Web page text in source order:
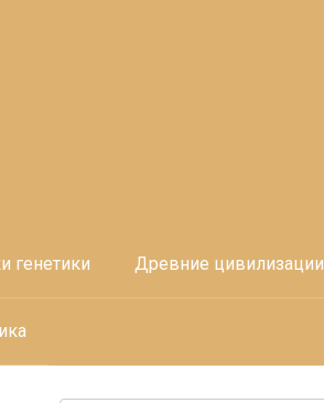
генетики Древние цивилизации